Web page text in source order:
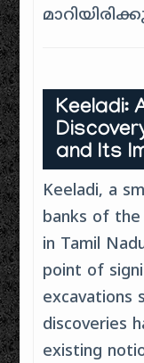
Keeladi:
and Its
Keeladi, a
banks of the
in Tamil
point of
excavations
discoveries
existing